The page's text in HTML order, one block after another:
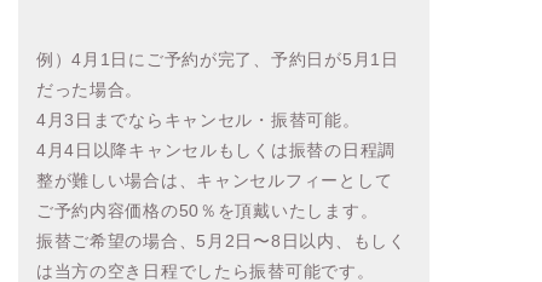
例）4月1日にご予約が完了、予約日が5月1日
だった場合。
4月3日までならキャンセル・振替可能。
4月4日以降キャンセルもしくは振替の日程調
整が難しい場合は、キャンセルフィーとして
ご予約内容価格の50％を頂戴いたします。
振替ご希望の場合、5月2日〜8日以内、もしく
は当方の空き日程でしたら振替可能です。